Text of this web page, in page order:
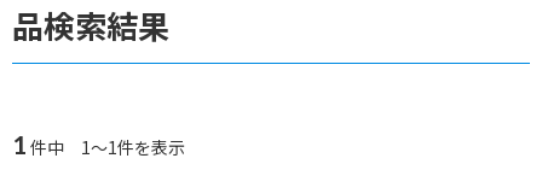
品検索結果
1 件中 1～1件を表示